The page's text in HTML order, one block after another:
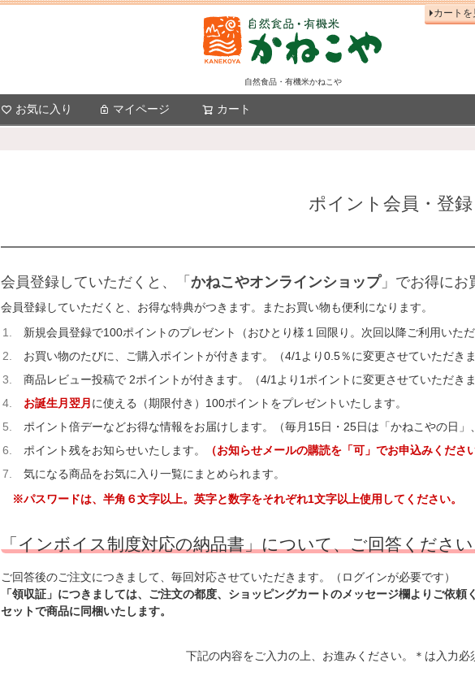
自然食品・有機米かねこや
カートを
お気に入り マイページ カート
ポイント会員・登録
会員登録していただくと、「 かねこやオンラインショップ」でお得にお
会員登録していただくと、お得な特典がつきます。またお買い物も便利になります。
新規会員登録で100ポイントのプレゼント（おひとり様１回限り。次回以降ご利用いただ
お買い物のたびに、ご購入ポイントが付きます。（4/1より0.5％に変更させていただきま
商品レビュー投稿で 2ポイントが付きます。（4/1より1ポイントに変更させていただきま
お誕生月翌月 に使える（期限付き）100ポイントをプレゼントいたします。
ポイント倍デーなどお得な情報をお届けします。（毎月15日・25日は「かねこやの日」
ポイント残をお知らせいたします。
（お知らせメールの購読を「可」でお申込みくださ
気になる商品をお気に入り一覧にまとめられます。
※パスワードは、半角６文字以上。英字と数字をそれぞれ1文字以上使用してください。
「インボイス制度対応の納品書」について、ご回答ください
ご回答後のご注文につきまして、毎回対応させていただきます。（ログインが必要です）
「領収証」につきましては、ご注文の都度、ショッピングカートのメッセージ欄よりご依
セットで商品に同梱いたします。
下記の内容をご入力の上、お進みください。＊は入力必